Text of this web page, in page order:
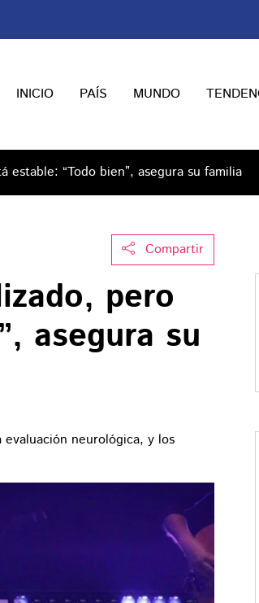
INICIO PAÍS MUNDO
estable: “Todo bien”, asegura su familia
Compartir
pero
asegura su
evaluación neurológica, y los